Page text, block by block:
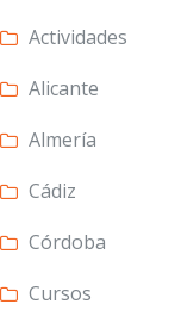
Actividades
Alicante
Almería
Cádiz
Córdoba
Cursos